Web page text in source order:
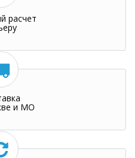
расчет
и МО